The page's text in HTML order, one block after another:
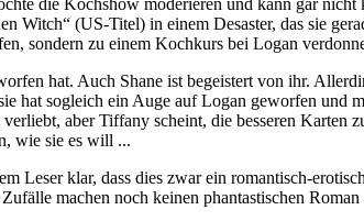
die Kochshow moderieren und kann gar
Witch“ (US-Titel) in einem Desaster, das sie
sondern zu einem Kochkurs bei Logan
hat. Auch Shane ist begeistert von ihr.
hat sogleich ein Auge auf Logan geworfen und
aber Tiffany scheint, die besseren Karten
wie sie es will ...
Leser klar, dass dies zwar ein romantisch-
machen noch keinen phantastischen